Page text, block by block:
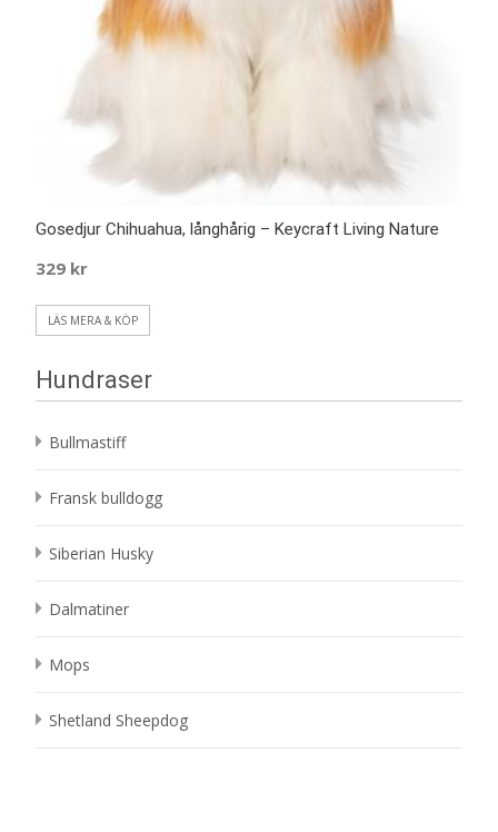
Gosedjur Chihuahua, långhårig – Keycraft Living Nature
329 kr
LÄS MERA & KÖP
Hundraser
Bullmastiff
Fransk bulldogg
Siberian Husky
Dalmatiner
Mops
Shetland Sheepdog